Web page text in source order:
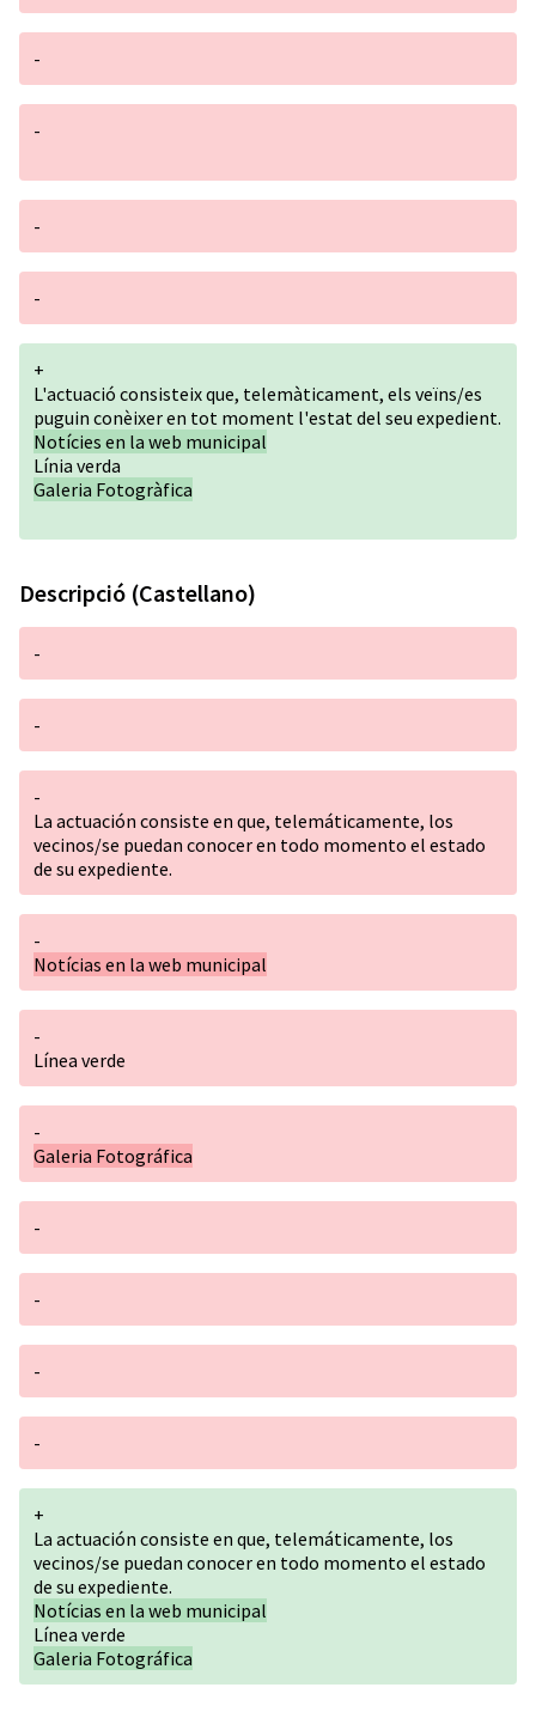
-
-
-
-
+
L'actuació consisteix que, telemàticament, els veïns/es
puguin conèixer en tot moment l'estat del seu expedient.
Notícies en la web municipal
Línia verda
Galeria Fotogràfica
Descripció (Castellano)
-
-
-
La actuación consiste en que, telemáticamente, los
vecinos/se puedan conocer en todo momento el estado
de su expediente.
-
Notícias en la web municipal
-
Línea verde
-
Galeria Fotográfica
-
-
-
-
+
La actuación consiste en que, telemáticamente, los
vecinos/se puedan conocer en todo momento el estado
de su expediente.
Notícias en la web municipal
Línea verde
Galeria Fotográfica